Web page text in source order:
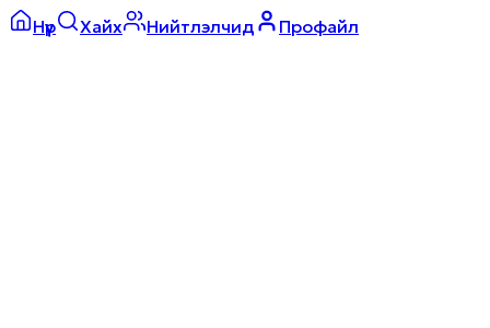
Нүүр Хайх Нийтлэлчид Профайл